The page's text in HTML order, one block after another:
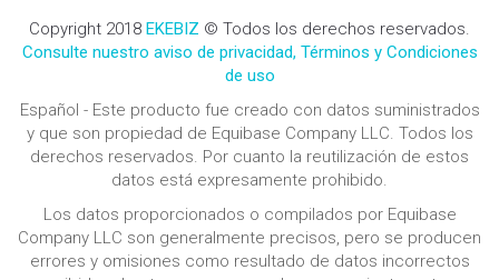
Copyright 2018 EKEBIZ © Todos los derechos reservados.
Consulte nuestro aviso de privacidad, Términos y Condiciones
de uso
Español - Este producto fue creado con datos suministrados
y que son propiedad de Equibase Company LLC. Todos los
derechos reservados. Por cuanto la reutilización de estos
datos está expresamente prohibido.
Los datos proporcionados o compilados por Equibase
Company LLC son generalmente precisos, pero se producen
errores y omisiones como resultado de datos incorrectos